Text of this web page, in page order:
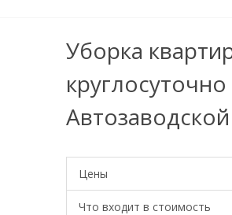
Уборка
круглосуточно
Автозаводской
Цены
Что входит в стоимость